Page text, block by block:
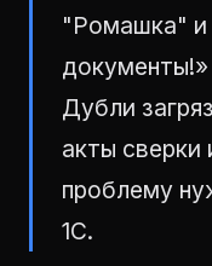
"Ромашка" и
Дубли
акты сверки
проблему
1С.